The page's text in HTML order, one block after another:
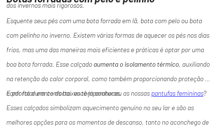
dos invernos mais rigorosos.
Esquente seus pés com uma bota forrada em lã, bota com pelo ou bota
com pelinho no inverno. Existem várias formas de aquecer os pés nos dias
frios, mas uma das maneiras mais eficientes e práticas é optar por uma
boa bota forrada. Esse calçado aumenta o isolamento térmico, auxiliando
na retenção do calor corporal, como também proporcionando proteção e
conforto durante as baixas temperaturas.
E por falar em conforto, você já conheceu as nossas pantufas femininas?
Esses calçados simbolizam aquecimento genuíno no seu lar e são as
melhores opções para os momentos de descanso, tanto no aconchego de